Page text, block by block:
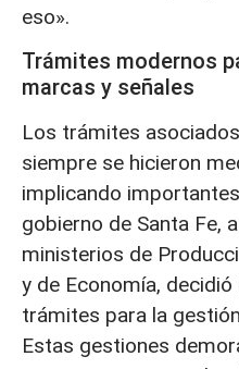
eso».
Trámites modernos
marcas y señales
Los trámites
siempre se hicieron
implicando
gobierno de Santa Fe,
ministerios de
y de Economía,
trámites para la
Estas gestiones